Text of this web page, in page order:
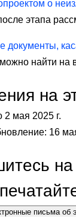
о
этапа
документы,
найти на
на
2 мая 2025 г.
16
на
письма об